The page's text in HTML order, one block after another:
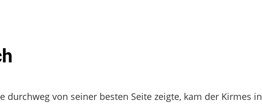
durchweg von seiner besten Seite zeigte, kam der Kirmes in